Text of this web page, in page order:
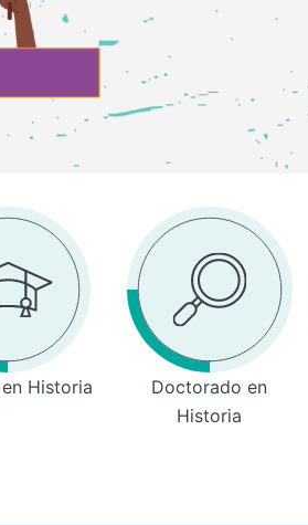
Historia
Doctorado en
Historia